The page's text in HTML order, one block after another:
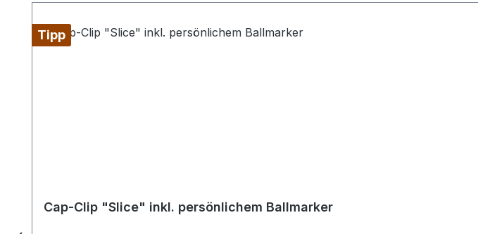
Tipp
Cap-Clip "Slice" inkl. persönlichem Ballmarker